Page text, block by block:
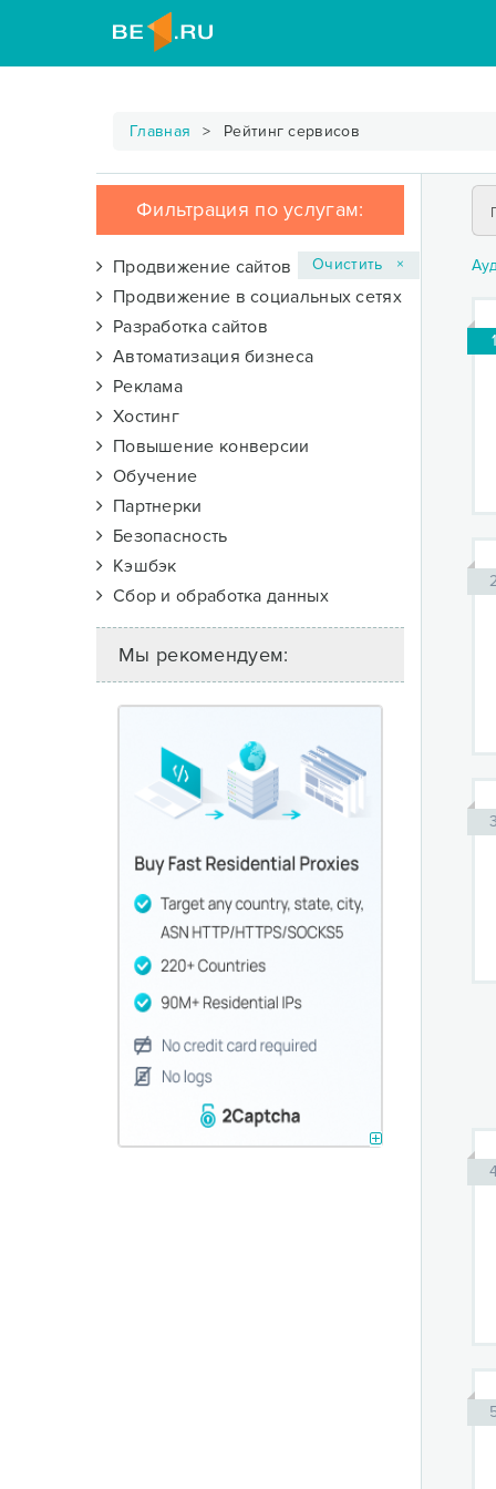
Главная Рейтинг сервисов
Фильтрация по услугам:
Продвижение сайтов
Продвижение в социальных сетях
Разработка сайтов
Автоматизация бизнеса
Реклама
Хостинг
Повышение конверсии
Обучение
Партнерки
Безопасность
Кэшбэк
Сбор и обработка данных
Очистить ×
Мы рекомендуем:
1
2
3